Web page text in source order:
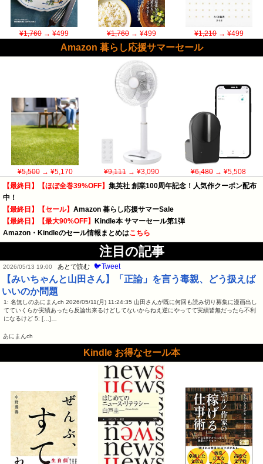
¥1,760→ ¥499 ¥1,760→ ¥499 ¥1,210→ ¥499
Amazon 暮らし応援サマーセール
¥5,500→ ¥5,170 ¥9,111 → ¥3,090 ¥6,480→ ¥5,508
【最終日】【ほぼ全巻39%OFF】 集英社 創業100周年記念！人気作クーポン配布
中！
【最終日】【セール】 Amazon 暮らし応援サマーSale
【最終日】【最大90%OFF】 Kindle本 サマーセール第1弾
Amazon・Kindleのセール情報まとめはこちら
注目の記事
2026/05/13 19:00 あとで読む 🐦Tweet
【みいちゃんと山田さん】「正論」を言う毒親、どう扱えば
いいのか問題
1: 名無しのあにまんch 2026/05/11(月) 11:24:35 山田さんが既に何回も読み切り募集に漫画出し
てていくらか実績あったら反論出来るけどしてないからねえ逆にやってて実績皆無だったら不利
になるけど 5: […]…
あにまんch
Kindle お得なセール本